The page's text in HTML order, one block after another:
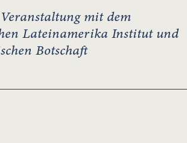
mit dem
Lateinamerika Institut und
Botschaft